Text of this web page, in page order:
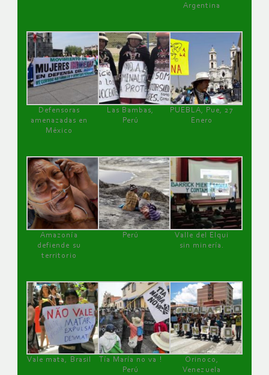
Argentina
Defensoras
amenazadas en
México
Las Bambas,
Perú
PUEBLA, Pue, 27
Enero
Amazonía
defiende su
territorio
Perú
Valle del Elqui
sin minería.
Vale mata, Brasil
Tía María no va !
Perú
Orinoco,
Venezuela